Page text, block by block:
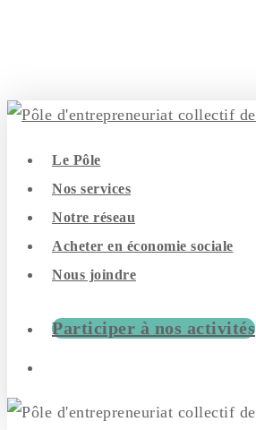
content
search
Menu
Le Pôle
Nos services
Notre réseau
Acheter en économie sociale
Nous joindre
Participer à nos activités